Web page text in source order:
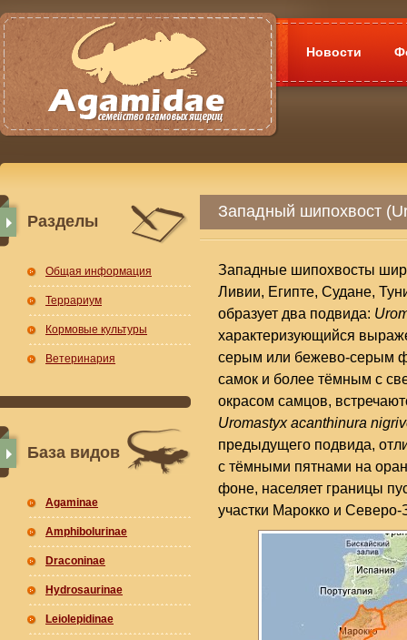
Новости
Разделы
Общая информация
Террариум
Кормовые культуры
Ветеринария
База видов
Agaminae
Amphibolurinae
Draconinae
Hydrosaurinae
Leiolepidinae
Западный шипохвост
Западные шипохвосты
Ливии, Египте, Судане,
образует два подвида:
характеризующийся
серым или бежево-серым
самок и более тёмным с
окрасом самцов,
Uromastyx acanthinura
предыдущего подвида,
с тёмными пятнами на
фоне, населяет границы
участки Марокко и